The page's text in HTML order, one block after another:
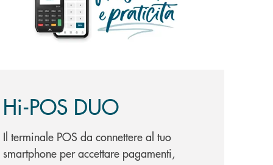
Hi-POS DUO
Il terminale POS da connettere al tuo
smartphone per accettare pagamenti,